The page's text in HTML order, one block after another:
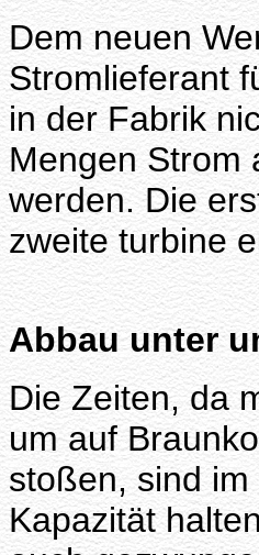
Dem neuen
Stromlieferant
in der Fabrik
Mengen Strom
werden. Die
zweite turbine
Abbau unter
Die Zeiten, da
um auf
stoßen, sind
Kapazität